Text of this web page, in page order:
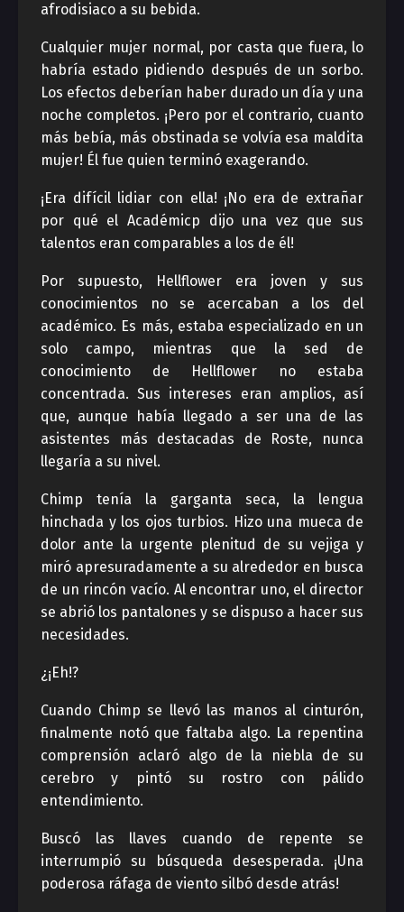
afrodisiaco a su bebida.
Cualquier mujer normal, por casta que fuera, lo
habría estado pidiendo después de un sorbo.
Los efectos deberían haber durado un día y una
noche completos. ¡Pero por el contrario, cuanto
más bebía, más obstinada se volvía esa maldita
mujer! Él fue quien terminó exagerando.
¡Era difícil lidiar con ella! ¡No era de extrañar
por qué el Académicp dijo una vez que sus
talentos eran comparables a los de él!
Por supuesto, Hellflower era joven y sus
conocimientos no se acercaban a los del
académico. Es más, estaba especializado en un
solo campo, mientras que la sed de
conocimiento de Hellflower no estaba
concentrada. Sus intereses eran amplios, así
que, aunque había llegado a ser una de las
asistentes más destacadas de Roste, nunca
llegaría a su nivel.
Chimp tenía la garganta seca, la lengua
hinchada y los ojos turbios. Hizo una mueca de
dolor ante la urgente plenitud de su vejiga y
miró apresuradamente a su alrededor en busca
de un rincón vacío. Al encontrar uno, el director
se abrió los pantalones y se dispuso a hacer sus
necesidades.
¿¡Eh!?
Cuando Chimp se llevó las manos al cinturón,
finalmente notó que faltaba algo. La repentina
comprensión aclaró algo de la niebla de su
cerebro y pintó su rostro con pálido
entendimiento.
Buscó las llaves cuando de repente se
interrumpió su búsqueda desesperada. ¡Una
poderosa ráfaga de viento silbó desde atrás!